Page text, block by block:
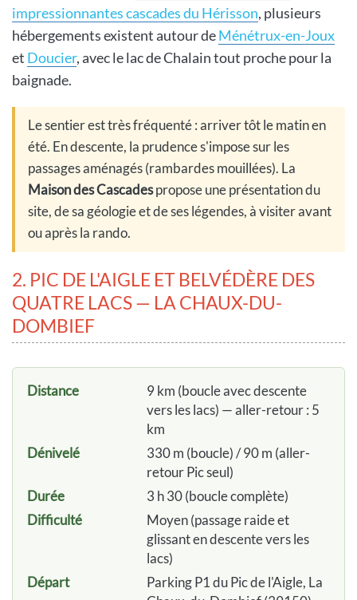
impressionnantes cascades du Hérisson, plusieurs
hébergements existent autour deMénétrux-en-Joux
et Doucier, avec le lac de Chalain tout proche pour la
baignade.
Le sentier est très fréquenté : arriver tôt le matin en
été. En descente, la prudence s'impose sur les
passages aménagés (rambardes mouillées). La
Maison des Cascadespropose une présentation du
site, de sa géologie et de ses légendes, à visiter avant
ou après la rando.
2. PIC DE L'AIGLE ET BELVÉDÈRE DES
QUATRE LACS — LA CHAUX-DU-
DOMBIEF
Distance
9 km (boucle avec descente
vers les lacs) — aller-retour : 5
km
Dénivelé
330 m (boucle) / 90 m (aller-
retour Pic seul)
Durée
3 h 30 (boucle complète)
Difficulté
Moyen (passage raide et
glissant en descente vers les
lacs)
Départ
Parking P1 du Pic de l'Aigle, La